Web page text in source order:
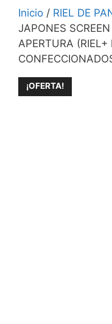
Inicio / RIEL DE
JAPONES
APERTURA (RIEL+
¡OFERTA!